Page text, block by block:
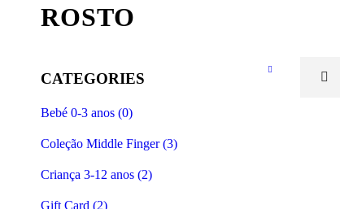
ROSTO
CATEGORIES
Bebé 0-3 anos (0)
Coleção Middle Finger (3)
Criança 3-12 anos (2)
Gift Card (2)